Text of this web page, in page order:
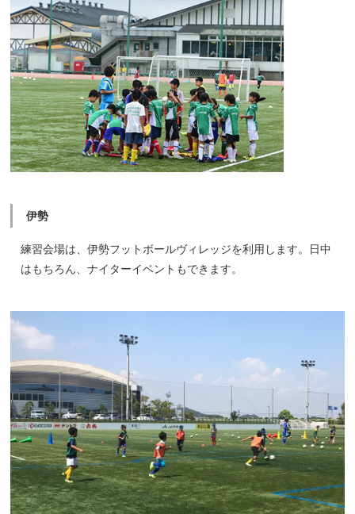
伊勢
練習会場は、伊勢フットボールヴィレッジを利用します。日中
はもちろん、ナイターイベントもできます。